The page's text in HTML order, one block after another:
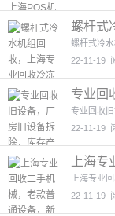
螺杆式
利空调
螺杆式冷
22-11-19
专业回
成品废
专业回收
22-11-19
上海
控机械
上海专业
22-11-19